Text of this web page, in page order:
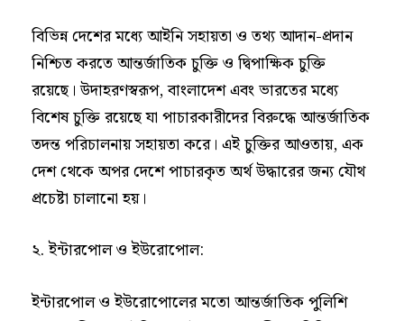
বিভিন্ন দেশের মধ্যে আইনি সহায়তা ও তথ্য আদান-প্রদান
নিশ্চিত করতে আন্তর্জাতিক চুক্তি ও দ্বিপাক্ষিক চুক্তি
রয়েছে। উদাহরণস্বরূপ, বাংলাদেশ এবং ভারতের মধ্যে
বিশেষ চুক্তি রয়েছে যা পাচারকারীদের বিরুদ্ধে আন্তর্জাতিক
তদন্ত পরিচালনায় সহায়তা করে। এই চুক্তির আওতায়, এক
দেশ থেকে অপর দেশে পাচারকৃত অর্থ উদ্ধারের জন্য যৌথ
প্রচেষ্টা চালানো হয়।
২. ইন্টারপোল ও ইউরোপোল:
ইন্টারপোল ও ইউরোপোলের মতো আন্তর্জাতিক পুলিশি